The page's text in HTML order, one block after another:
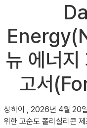
뉴 에너지
고서
상하이 , 2026년 4월 20
위한 고순도 폴리실리콘